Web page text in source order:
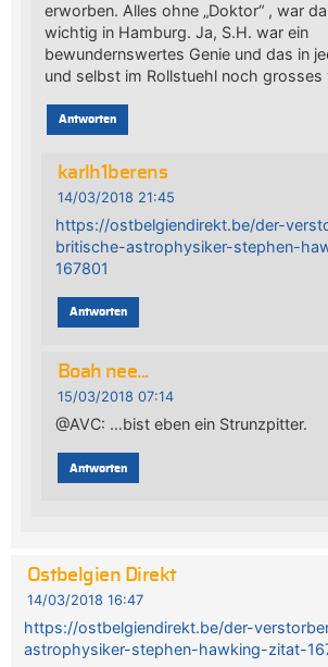
erworben. Alles ohne „Doktor“ , war
wichtig in Hamburg. Ja, S.H. war ein
bewundernswertes Genie und das in
und selbst im Rollstuehl noch grosses
Antworten
karlh1berens
14/03/2018 21:45
https://ostbelgiendirekt.be/der-
britische-astrophysiker-stephen-
167801
Antworten
Boah nee...
15/03/2018 07:14
@AVC: …bist eben ein Strunzpitter.
Antworten
Ostbelgien Direkt
14/03/2018 16:47
https://ostbelgiendirekt.be/der-
astrophysiker-stephen-hawking-zitat-